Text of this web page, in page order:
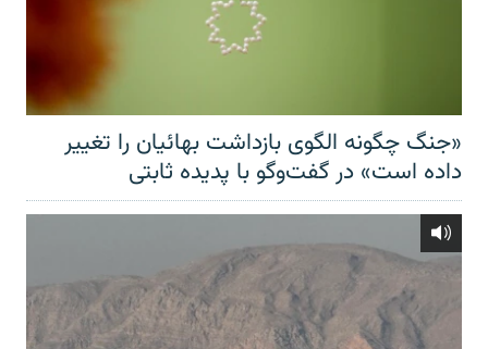
«جنگ چگونه الگوی بازداشت بهائیان را تغییر
داده است» در گفت‌وگو با پدیده ثابتی